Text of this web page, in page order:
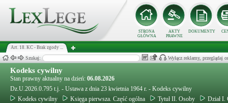
STRONA
GŁÓWNA
AKTY
PRAWNE
DOKUMENTY
Art. 18. KC - Brak zgody ...
Szukaj: Wyłącz reklamy, przeglądaj
Kodeks cywilny
Stan prawny aktualny na dzień: 06.08.2026
Dz.U.2026.0.795 t.j. - Ustawa z dnia 23 kwietnia 1964 r. - Kodeks cywilny
Kodeks cywilny
Księga pierwsza. Część ogólna Tytuł II. Osoby
Dział I.